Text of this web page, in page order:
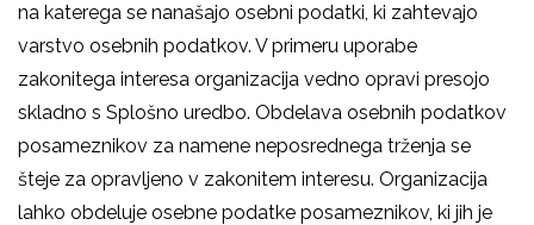
na katerega se nanašajo osebni podatki, ki zahtevajo
varstvo osebnih podatkov. V primeru uporabe
zakonitega interesa organizacija vedno opravi presojo
skladno s Splošno uredbo. Obdelava osebnih podatkov
posameznikov za namene neposrednega trženja se
šteje za opravljeno v zakonitem interesu. Organizacija
lahko obdeluje osebne podatke posameznikov, ki jih je